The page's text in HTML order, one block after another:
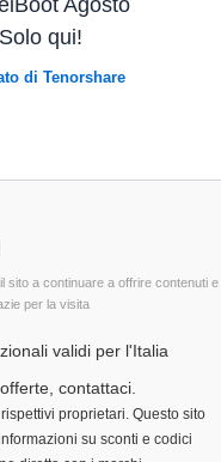
qui!
di Tenorshare
sito a continuare a offrire contenuti e
per la visita
validi per l'Italia
contattaci.
proprietari. Questo sito
su sconti e codici